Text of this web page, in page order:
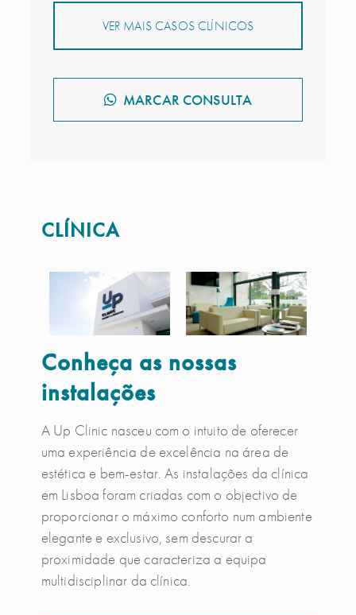
VER MAIS CASOS CLÍNICOS
MARCAR CONSULTA
CLÍNICA
Conheça as nossas
instalações
A Up Clinic nasceu com o intuito de oferecer
uma experiência de excelência na área de
estética e bem-estar. As instalações da clínica
em Lisboa foram criadas com o objectivo de
proporcionar o máximo conforto num ambiente
elegante e exclusivo, sem descurar a
proximidade que caracteriza a equipa
multidisciplinar da clínica.